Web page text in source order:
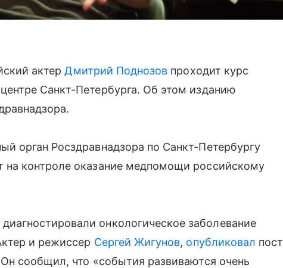
актерДмитрий Поднозов проходит курс
Санкт-Петербурга. Об этом изданию
орган Росздравнадзора по Санкт-Петербургу
на контроле оказание медпомощи российскому
онкологическое заболевание
и режиссер Сергей Жигунов, опубликовал пост
сообщил, что «события развиваются очень